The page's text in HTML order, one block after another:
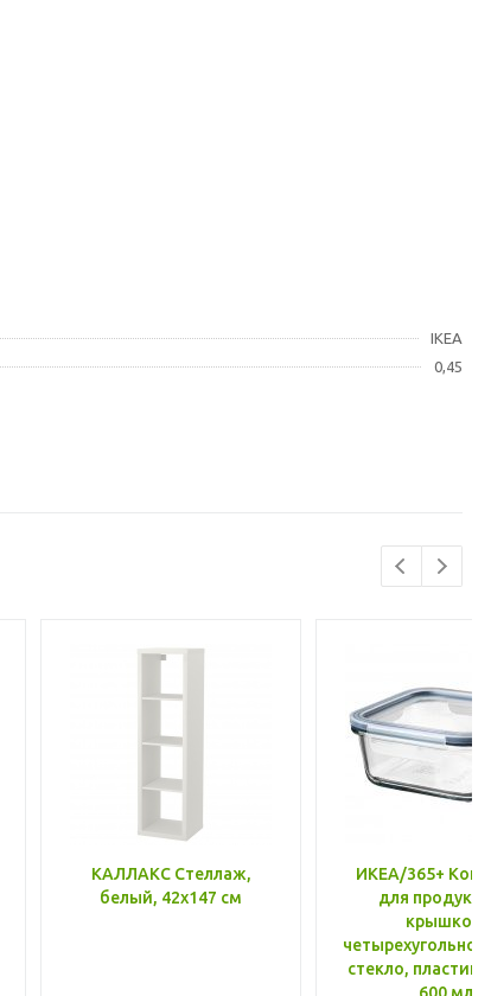
IKEA
0,45
КАЛЛАКС Стеллаж,
белый, 42x147 см
ИКЕА/365+
для
крышкой,
стекло, пластик